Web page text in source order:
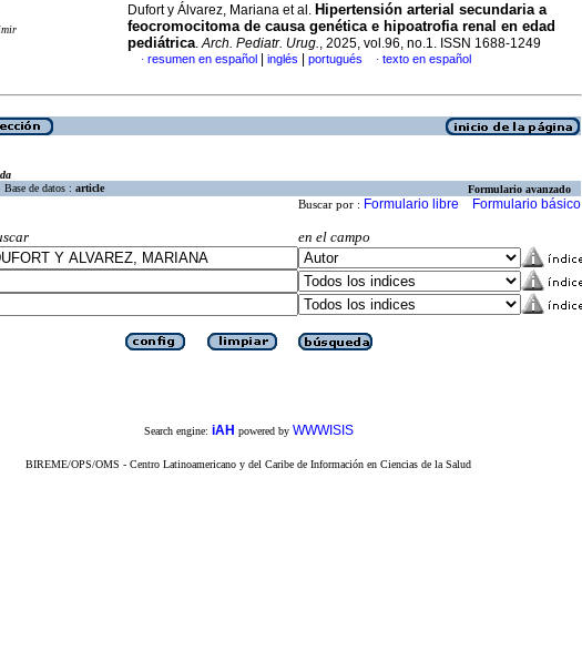
Dufort y Álvarez, Mariana et al. Hipertensión arterial secundaria a
feocromocitoma de causa genética e hipoatrofia renal en edad
pediátrica.Arch. Pediatr. Urug., 2025, vol.96, no.1. ISSN 1688-1249
· resumen en español inglés portugués · texto en español
Base de datos : article Formulario avanzado
Buscar por : Formulario libre Formulario básico
en el campo
Search engine: iAH powered by WWWISIS
BIREME/OPS/OMS - Centro Latinoamericano y del Caribe de Información en Ciencias de la Salud